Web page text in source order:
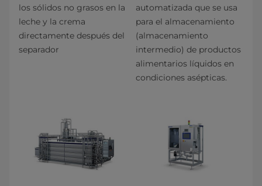
los sólidos no grasos en la
leche y la crema
directamente después del
separador
automatizada que se usa
para el almacenamiento
(almacenamiento
intermedio) de productos
alimentarios líquidos en
condiciones asépticas.